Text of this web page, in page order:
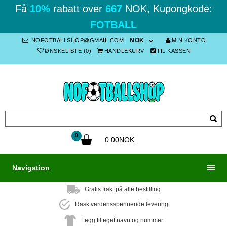
Få 10%rabatt over 667NOK, Kupongkode:
FOTBALL
NOFOTBALLSHOP@GMAIL.COM NOK
MIN KONTO
ØNSKELISTE (0)
HANDLEKURV TIL KASSEN
0
0.00NOK
Navigation
Gratis frakt på alle bestilling
Rask verdensspennende levering
Legg til eget navn og nummer